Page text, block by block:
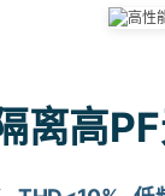
离高